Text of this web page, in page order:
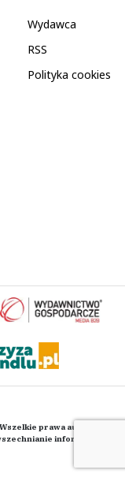
Wydawca
RSS
Polityka cookies
prawa autorskie
informacji i